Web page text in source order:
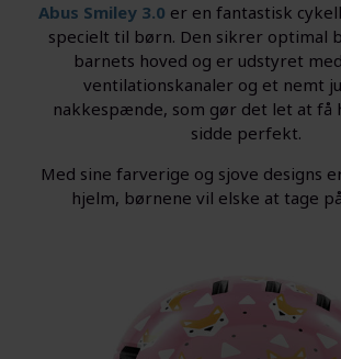
Abus Smiley 3.0 er en fantastisk
specielt til børn. Den sikrer optimal
barnets hoved og er udstyret
ventilationskanaler og et nemt
nakkespænde, som gør det let at få
sidde perfekt.
Med sine farverige og sjove designs
hjelm, børnene vil elske at tage